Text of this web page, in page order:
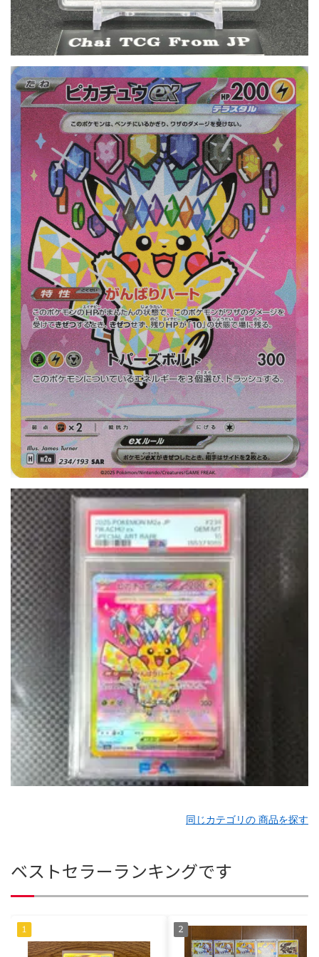
同じカテゴリの 商品を探す
ベストセラーランキングです